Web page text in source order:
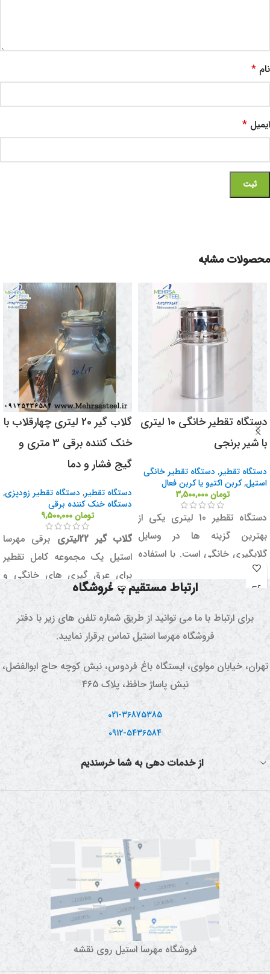
نام *
ایمیل *
محصولات مشابه
دستگاه تقطیر خانگی 10 لیتری
با شیر برنجی
دستگاه تقطیر, دستگاه تقطیر خانگی
استیل,کربن اکتیو یا کربن فعال
تومان
دستگاه تقطیر 10 لیتری یکی از
بهترین گزینه ها در وسایل
گلابگیری خانگی است. با استفاده
از این دستگاه عرق گیری می
توانید براحتی از تمامی عرقیجات
گیاهی استفاده کنید و به سلامتی
و تندرستی دست پیدا کنید.
گلاب گیر 20 لیتری چهارقلاب با
خنک کننده برقی 3 متری و
گیج فشار و دما
دستگاه تقطیر, دستگاه تقطیر زودپزی,
دستگاه خنک کننده برقی
تومان
گلاب گیر 22لیتری
برقی مهرسا
استیل یک مجموعه کامل تقطیر
برای عرق گیری های خانگی و
البته فروشگاهی می باشد.
این دستگاه شامل دیگ بخار،
کندانسور تقطیر، شیلنگ
سیلیکونی ، گیج فشار و دما و
چفت های درب مخزن و پورت
خروج بخار می باشد.
ارتباط مستقیم با فروشگاه
برای ارتباط با ما می توانید از طریق شماره تلفن های زیر با دفتر
فروشگاه مهرسا استیل تماس برقرار نمایید.
تهران، خیابان مولوی، ایستگاه باغ فردوس، نبش کوچه حاج ابوالفضل،
نبش پاساژ حافظ، پلاک 465
021-36875385
0912-5436584
از خدمات دهی به شما خرسندیم
فروشگاه مهرسا استیل روی نقشه